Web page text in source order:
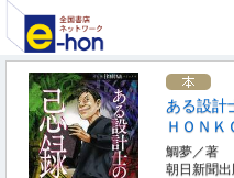
ある設計
ＨＯＮＫ
鯛夢／著
朝日新聞出